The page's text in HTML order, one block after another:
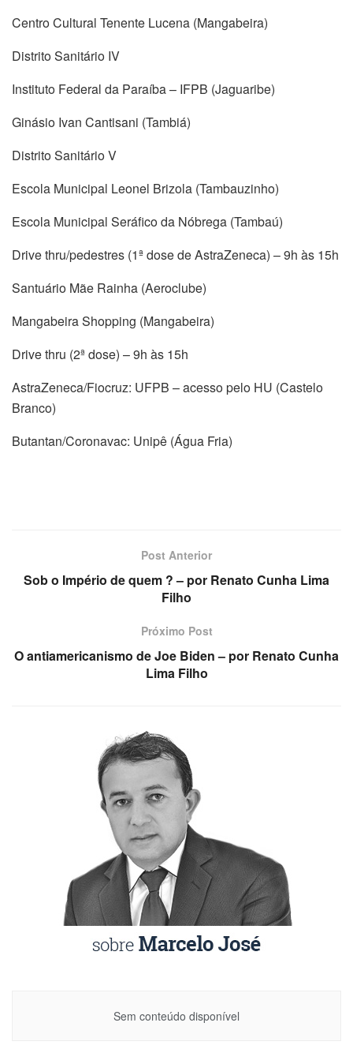
Centro Cultural Tenente Lucena (Mangabeira)
Distrito Sanitário IV
Instituto Federal da Paraíba – IFPB (Jaguaribe)
Ginásio Ivan Cantisani (Tambiá)
Distrito Sanitário V
Escola Municipal Leonel Brizola (Tambauzinho)
Escola Municipal Seráfico da Nóbrega (Tambaú)
Drive thru/pedestres (1ª dose de AstraZeneca) – 9h às 15h
Santuário Mãe Rainha (Aeroclube)
Mangabeira Shopping (Mangabeira)
Drive thru (2ª dose) – 9h às 15h
AstraZeneca/Fiocruz: UFPB – acesso pelo HU (Castelo
Branco)
Butantan/Coronavac: Unipê (Água Fria)
Post Anterior
Sob o Império de quem ? – por Renato Cunha Lima
Filho
Próximo Post
O antiamericanismo de Joe Biden – por Renato Cunha
Lima Filho
Sem conteúdo disponível